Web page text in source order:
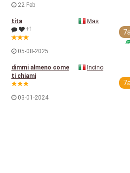
22 Feb
tita
+1
05-08-2025
Mas
7a
dimmi almeno come
ti chiami
03-01-2024
Incino
7a